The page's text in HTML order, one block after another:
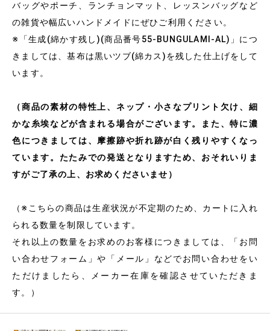
バッグやポーチ、ランチョンマット、レッスンバッグなど
の雑貨や幅広いハンドメイドにぜひご利用ください。
※「生成(綿かす残し)(商品番号55-BUNGULAMI-AL)」につ
きましては、基布は黒いツブ(綿カス)を残した仕上げをして
います。
（商品の素材の特性上、ネップ・小さなプリント欠け、細
かな糸埃などが含まれる場合がございます。また、特に濃
色につきましては、摩擦跡や折れ跡が白く残りやすくなっ
ています。たたみでの発送となりますため、おそれいりま
すがご了承の上、お求めくださいませ）
（※こちらの商品は生産状況が不定期のため、カートに入れ
られる数量を制限しています。
それ以上の数量をお求めのお客様につきましては、「お問
い合わせフォーム」や「メール」などでお問い合わせをい
ただけましたら、メーカー在庫を確認させていただきま
す。）